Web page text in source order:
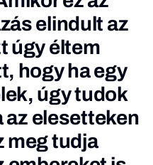
elindult az
úgy éltem
hogy ha egy
úgy tudok
az elesetteken
meg tudja